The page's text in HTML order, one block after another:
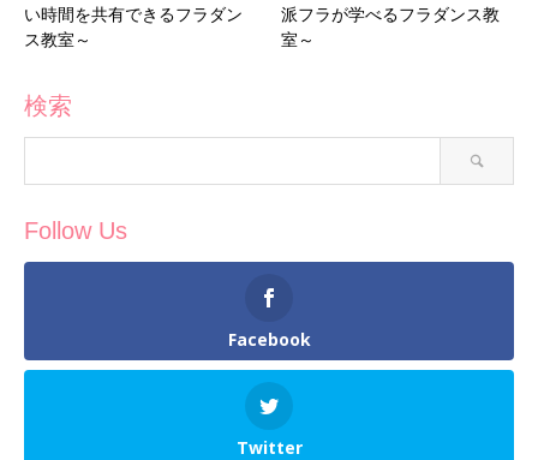
い時間を共有できるフラダン
ス教室～
派フラが学べるフラダンス教
室～
検索
Follow Us
Facebook
Twitter